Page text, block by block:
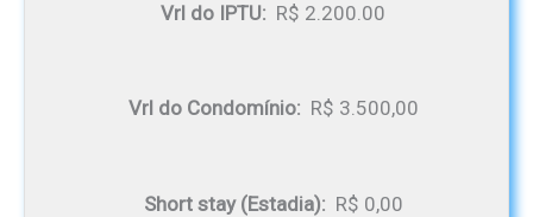
Vrl do IPTU: R$ 2.200.00
Vrl do Condomínio: R$ 3.500,00
Short stay (Estadia): R$ 0,00